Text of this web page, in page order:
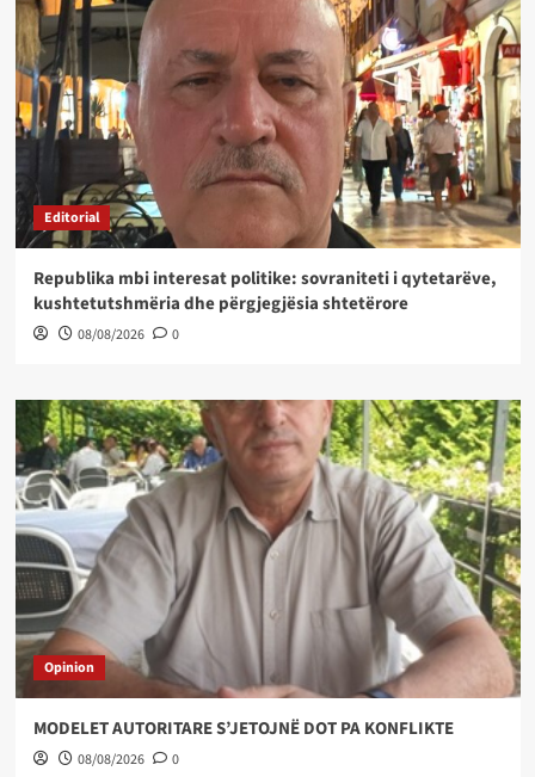
Editorial
Republika mbi interesat politike: sovraniteti i qytetarëve,
kushtetutshmëria dhe përgjegjësia shtetërore
08/08/2026 0
Opinion
MODELET AUTORITARE S’JETOJNË DOT PA KONFLIKTE
08/08/2026 0